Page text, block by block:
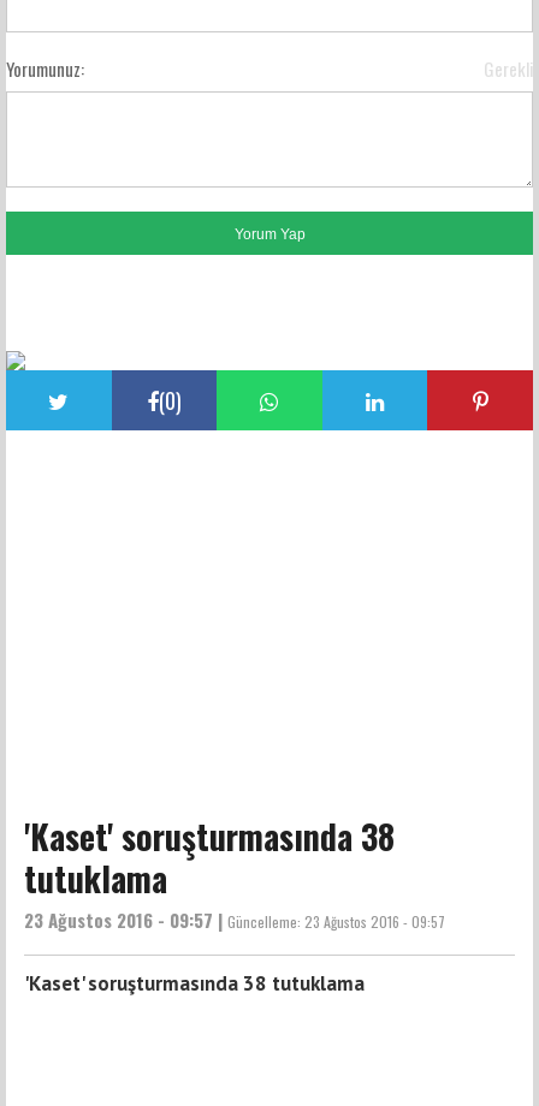
Yorumunuz: Gerekli
(0)
'Kaset' soruşturmasında 38
tutuklama
23 Ağustos 2016 - 09:57 | Güncelleme: 23 Ağustos 2016 - 09:57
'Kaset' soruşturmasında 38 tutuklama